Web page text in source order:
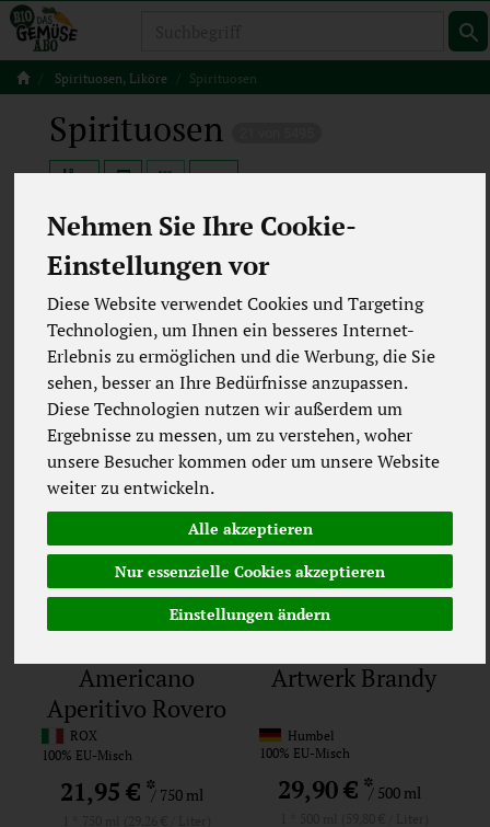
Nehmen Sie Ihre Cookie-
Einstellungen vor
Diese Website verwendet Cookies und Targeting
Technologien, um Ihnen ein besseres Internet-
Erlebnis zu ermöglichen und die Werbung, die Sie
sehen, besser an Ihre Bedürfnisse anzupassen.
Diese Technologien nutzen wir außerdem um
Ergebnisse zu messen, um zu verstehen, woher
unsere Besucher kommen oder um unsere Website
weiter zu entwickeln.
Alle akzeptieren
Nur essenzielle Cookies akzeptieren
Einstellungen ändern
Spirituosen, Liköre Spirituosen
Spirituosen
12
Hersteller Ernährung
Allergene Merkmale
Americano
Aperitivo Rovero
ROX
100% EU-Misch
21,95 € */ 750 ml
Artwerk Brandy
Humbel
100% EU-Misch
29,90 € */ 500 ml